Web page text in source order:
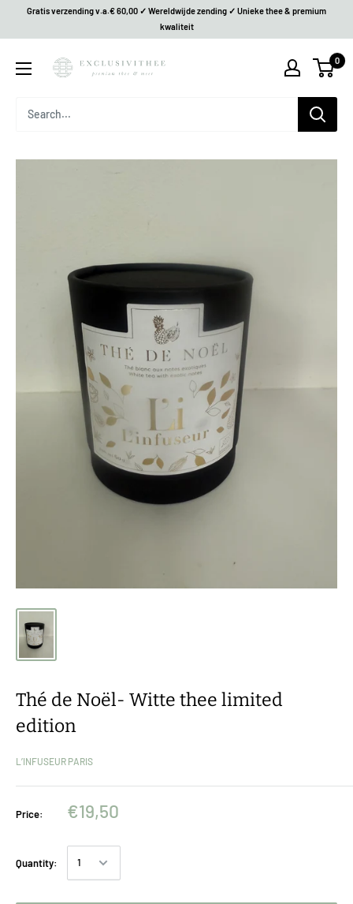
Gratis verzending v.a.€ 60,00 ✓ Wereldwijde zending ✓ Unieke thee & premium
kwaliteit
0
Thé de Noël- Witte thee limited
edition
L’INFUSEUR PARIS
Price: €19,50
Quantity: